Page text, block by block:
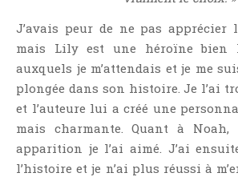
Rendez-Vous Livresques
Road-Book
Roman
Roman D'apprentissage
Romance
J’avais peur de ne pas apprécier
mais Lily est une héroïne bien
auxquels je m’attendais et je me
plongée dans son histoire. Je l’ai
et l’auteure lui a créé une
mais charmante. Quant à Noah,
apparition je l’ai aimé. J’ai
l’histoire et je n’ai plus réussi à